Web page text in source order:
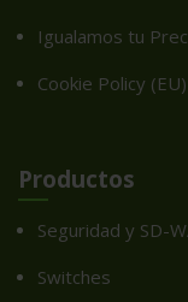
Igualamos tu
Cookie Policy (EU)
Productos
Seguridad y SD-
Switches